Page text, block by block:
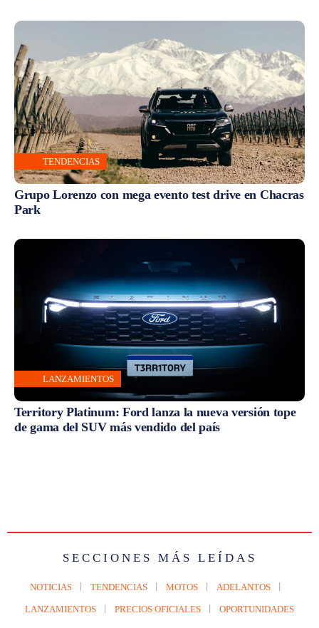
TENDENCIAS
Grupo Lorenzo con mega evento test drive en Chacras
Park
LANZAMIENTOS
Territory Platinum: Ford lanza la nueva versión tope
de gama del SUV más vendido del país
SECCIONES MÁS LEÍDAS
NOTICIAS TENDENCIAS MOTOS ADELANTOS
LANZAMIENTOS PRECIOS OFICIALES OPORTUNIDADES